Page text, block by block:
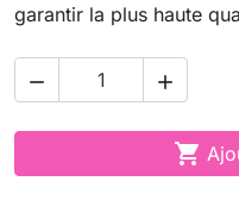
garantir la plus haute
 
